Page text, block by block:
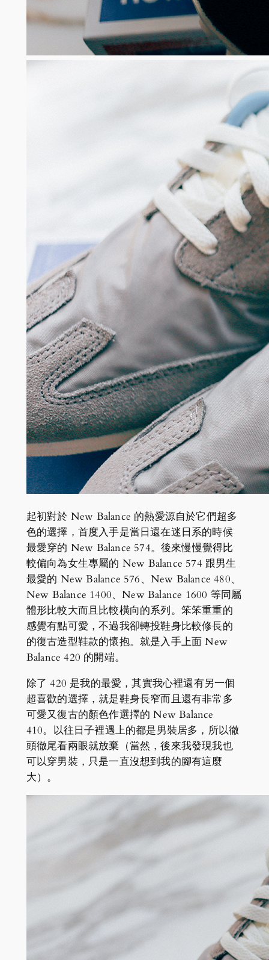
起初對於 New Balance 的熱愛源自於它們超多
色的選擇，首度入手是當日還在迷日系的時候
最愛穿的 New Balance 574。後來慢慢覺得比
較偏向為女生專屬的 New Balance 574 跟男生
最愛的 New Balance 576、New Balance 480、
New Balance 1400、New Balance 1600 等同屬
體形比較大而且比較橫向的系列。笨笨重重的
感覺有點可愛，不過我卻轉投鞋身比較修長的
的復古造型鞋款的懷抱。就是入手上面 New
Balance 420 的開端。
除了 420 是我的最愛，其實我心裡還有另一個
超喜歡的選擇，就是鞋身長窄而且還有非常多
可愛又復古的顏色作選擇的 New Balance
410。以往日子裡遇上的都是男裝居多，所以徹
頭徹尾看兩眼就放棄（當然，後來我發現我也
可以穿男裝，只是一直沒想到我的腳有這麼
大）。